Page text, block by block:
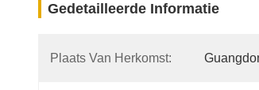
Gedetailleerde Informatie
Plaats Van Herkomst: